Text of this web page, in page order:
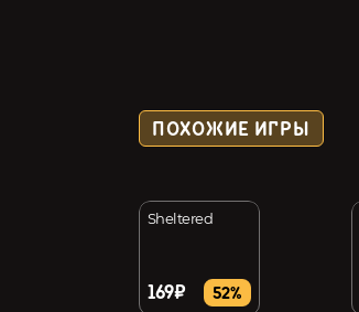
ПОХОЖИЕ ИГРЫ
Sheltered
169₽ 52%